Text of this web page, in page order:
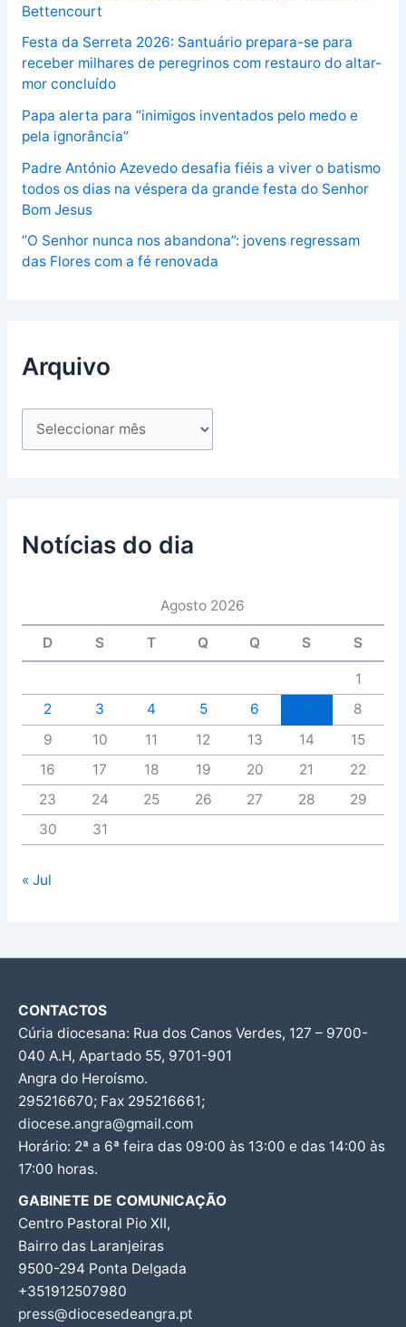
Bettencourt
Festa da Serreta 2026: Santuário prepara-se para
receber milhares de peregrinos com restauro do altar-
mor concluído
Papa alerta para “inimigos inventados pelo medo e
pela ignorância”
Padre António Azevedo desafia fiéis a viver o batismo
todos os dias na véspera da grande festa do Senhor
Bom Jesus
“O Senhor nunca nos abandona”: jovens regressam
das Flores com a fé renovada
Arquivo
Notícias do dia
Agosto 2026
D S T Q Q S S
1
2
3 4 5 6
8
9
10 11 12 13 14
15
16
17 18 19 20 21
22
23
24 25 26 27 28
29
30
31
« Jul
CONTACTOS
Cúria diocesana: Rua dos Canos Verdes, 127 – 9700-
040 A.H, Apartado 55, 9701-901
Angra do Heroísmo.
295216670; Fax 295216661;
diocese.angra@gmail.com
Horário: 2ª a 6ª feira das 09:00 às 13:00 e das 14:00 às
17:00 horas.
GABINETE DE COMUNICAÇÃO
Centro Pastoral Pio XII,
Bairro das Laranjeiras
9500-294 Ponta Delgada
+351912507980
press@diocesedeangra.pt